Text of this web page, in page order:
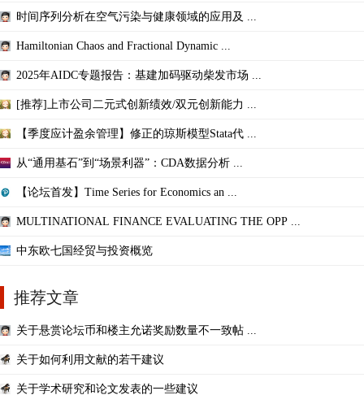
时间序列分析在空气污染与健康领域的应用及 ...
Hamiltonian Chaos and Fractional Dynamic ...
2025年AIDC专题报告：基建加码驱动柴发市场 ...
[推荐]上市公司二元式创新绩效/双元创新能力 ...
【季度应计盈余管理】修正的琼斯模型Stata代 ...
从“通用基石”到“场景利器”：CDA数据分析 ...
【论坛首发】Time Series for Economics an ...
MULTINATIONAL FINANCE EVALUATING THE OPP ...
中东欧七国经贸与投资概览
推荐文章
关于悬赏论坛币和楼主允诺奖励数量不一致帖 ...
关于如何利用文献的若干建议
关于学术研究和论文发表的一些建议